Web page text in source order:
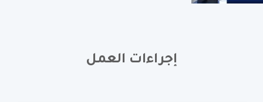
إجراءات العمل